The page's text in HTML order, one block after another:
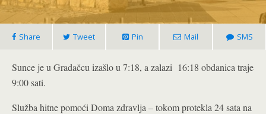
Share Tweet Pin Mail SMS
Sunce je u Gradačcu izašlo u 7:18, a zalazi 16:18 obdanica traje
9:00 sati.
Služba hitne pomoći Doma zdravlja – tokom protekla 24 sata na